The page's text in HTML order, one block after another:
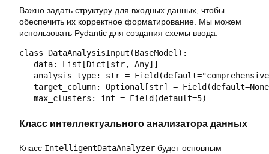
Важно задать структуру для входных данных, чтобы
обеспечить их корректное форматирование. Мы можем
использовать Pydantic для создания схемы ввода:
class DataAnalysisInput(BaseModel):
   data: List[Dict[str, Any]]
analysis_type: str =
target_column: Optional[str] =
Класс интеллектуального анализатора данных
Класс IntelligentDataAnalyzer будет основным